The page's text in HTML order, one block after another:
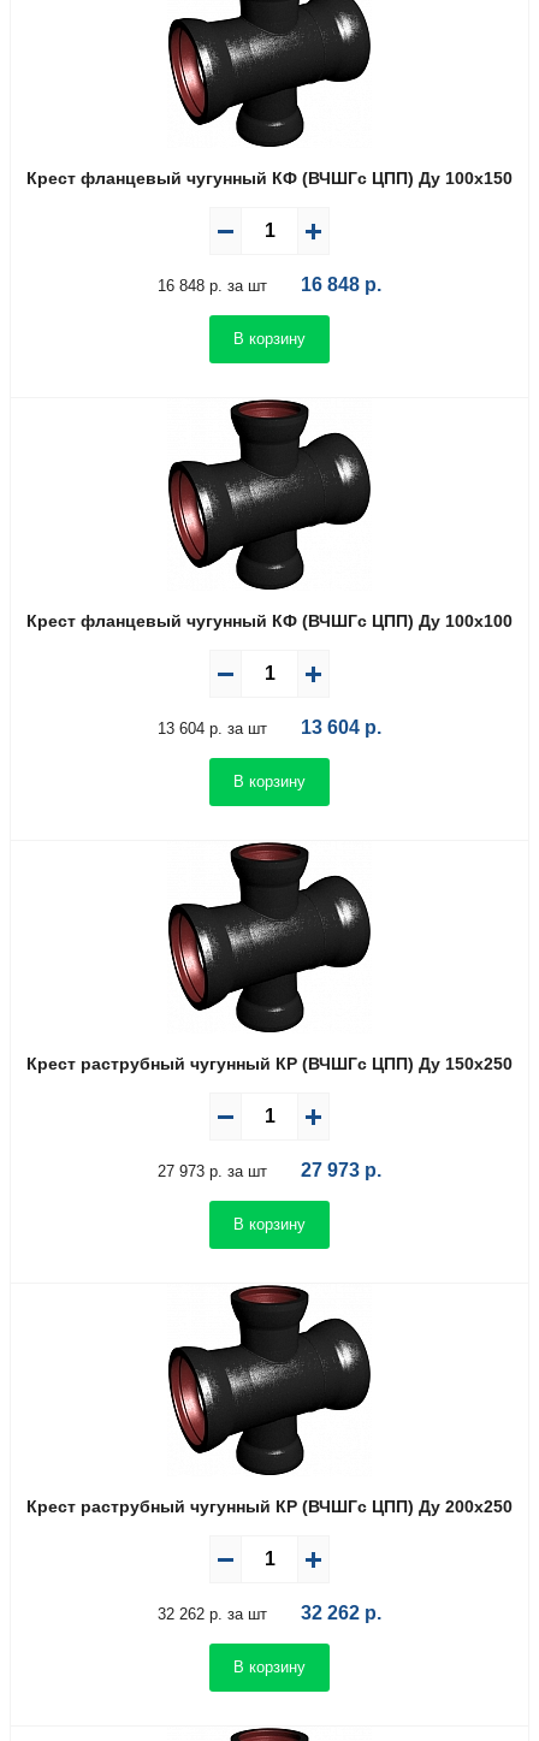
Крест фланцевый чугунный КФ (ВЧШГс ЦПП) Ду 100х150
16 848 р. за шт 16 848 р.
В корзину
Крест фланцевый чугунный КФ (ВЧШГс ЦПП) Ду 100х100
13 604 р. за шт 13 604 р.
В корзину
Крест раструбный чугунный КР (ВЧШГс ЦПП) Ду 150х250
27 973 р. за шт 27 973 р.
В корзину
Крест раструбный чугунный КР (ВЧШГс ЦПП) Ду 200х250
32 262 р. за шт 32 262 р.
В корзину